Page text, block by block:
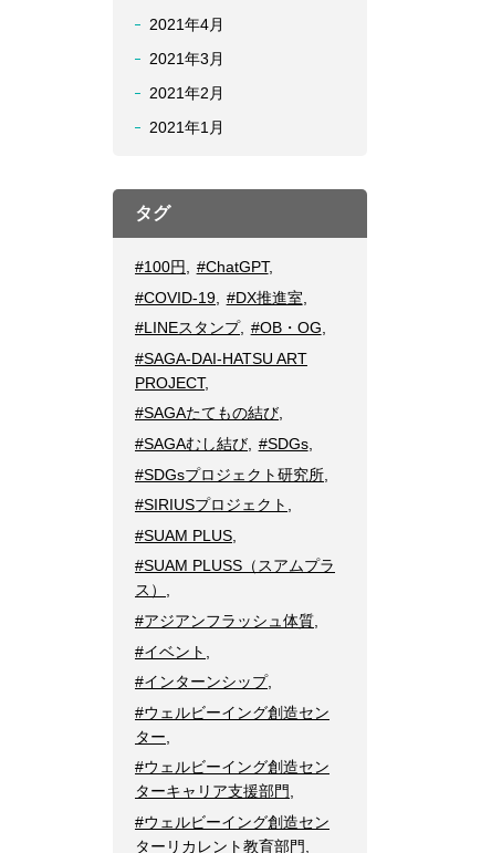
2021年4月
2021年3月
2021年2月
2021年1月
タグ
#100円 #ChatGPT,
#COVID-19
#DX推進室
#LINEスタンプ, #OB・OG
#SAGA-DAI-HATSU ART
PROJECT,
#SAGAたてもの結び,
#SAGAむし結び
#SDGs,
#SDGsプロジェクト研究所
#SIRIUSプロジェクト
#SUAM PLUS
#SUAM PLUSS（スアムプラ
ス） ,
#アジアンフラッシュ体質
#イベント
#インターンシップ,
#ウェルビーイング創造セン
ター
#ウェルビーイング創造セン
ターキャリア支援部門,
#ウェルビーイング創造セン
ターリカレント教育部門